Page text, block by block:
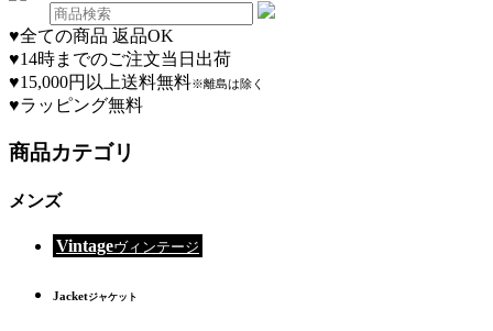
♥全ての商品 返品OK
♥14時までのご注文当日出荷
♥15,000円以上送料無料※離島は除く
♥ラッピング無料
商品カテゴリ
メンズ
Vintageヴィンテージ
Jacketジャケット